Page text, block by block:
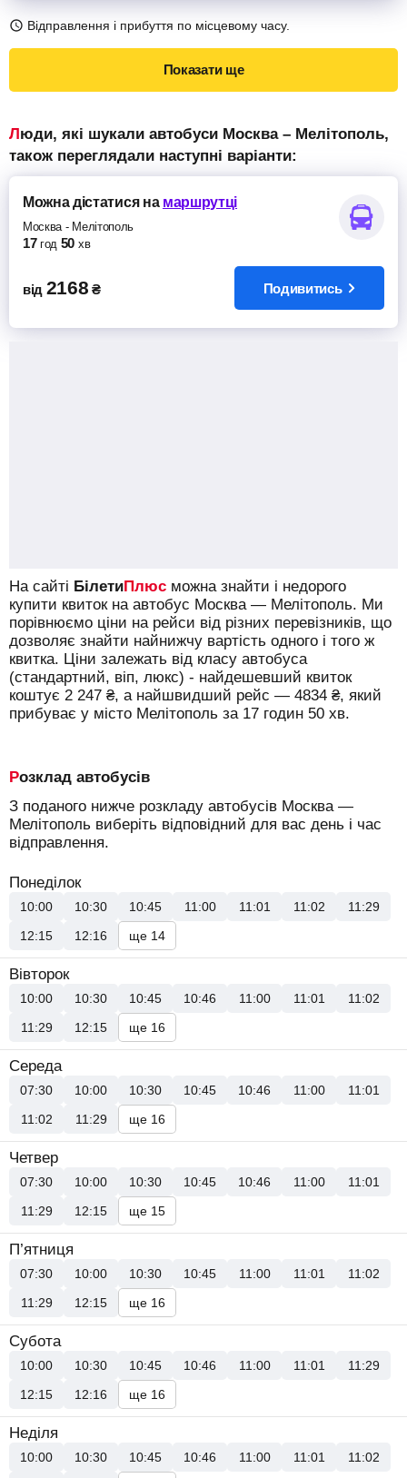
Відправлення і прибуття по місцевому часу.
Показати ще
Люди, які шукали автобуси Москва – Мелітополь,
також переглядали наступні варіанти:
Можна дістатисяна маршрутці
Москва- Мелітополь
17 год 50 хв
від 2168 ₴ Подивитись
На сайті БілетиПлюс можна знайти і недорого
купити квиток на автобус Москва — Мелітополь. Ми
порівнюємо ціни на рейси від різних перевізників, що
дозволяє знайти найнижчу вартість одного і того ж
квитка. Ціни залежать від класу автобуса
(стандартний, віп, люкс) - найдешевший квиток
коштує 2 247 ₴, а найшвидший рейс — 4834 ₴, який
прибуває у місто Мелітополь за 17 годин 50 хв.
Розклад автобусів
З поданого нижче розкладу автобусів Москва —
Мелітополь виберіть відповідний для вас день і час
відправлення.
Понеділок
10:00 10:30 10:45 11:00 11:01 11:02
11:29
12:15
12:16 ще 14
Вівторок
10:00 10:30 10:45 10:46 11:00 11:01
11:02
11:29
12:15 ще 16
Середа
07:30 10:00 10:30 10:45 10:46 11:00
11:01
11:02
11:29 ще 16
Четвер
07:30 10:00 10:30 10:45 10:46 11:00
11:01
11:29
12:15 ще 15
П’ятниця
07:30 10:00 10:30 10:45 11:00 11:01
11:02
11:29
12:15 ще 16
Субота
10:00 10:30 10:45 10:46 11:00 11:01
11:29
12:15
12:16 ще 16
Неділя
10:00 10:30 10:45 10:46 11:00 11:01
11:02